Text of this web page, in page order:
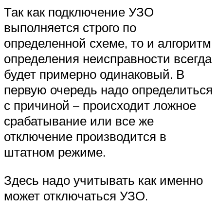
Так как подключение УЗО
выполняется строго по
определенной схеме, то и алгоритм
определения неисправности всегда
будет примерно одинаковый. В
первую очередь надо определиться
с причиной – происходит ложное
срабатывание или все же
отключение производится в
штатном режиме.
Здесь надо учитывать как именно
может отключаться УЗО.